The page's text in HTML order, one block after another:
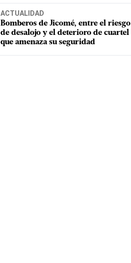
ACTUALIDAD
Bomberos de Jicomé, entre el riesgo
de desalojo y el deterioro de cuartel
que amenaza su seguridad